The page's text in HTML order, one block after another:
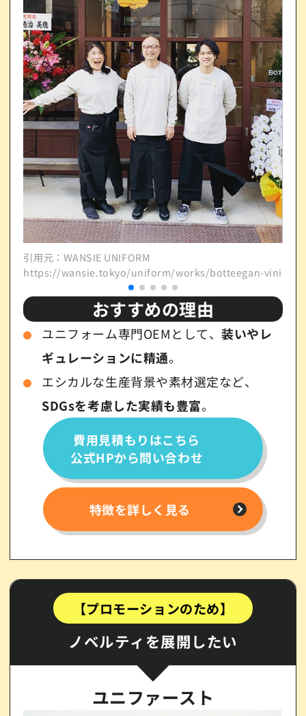
引用元：WANSIE UNIFORM
https://wansie.tokyo/uniform/works/botteegan-vini/
おすすめの理由
ユニフォーム専門OEMとして、装いやレ
ギュレーションに精通。
エシカルな生産背景や素材選定など、
SDGsを考慮した実績も豊富。
費用見積もりはこちら
公式HPから問い合わせ
特徴を詳しく見る
【プロモーションのため】
ノベルティを展開したい
ユニファースト